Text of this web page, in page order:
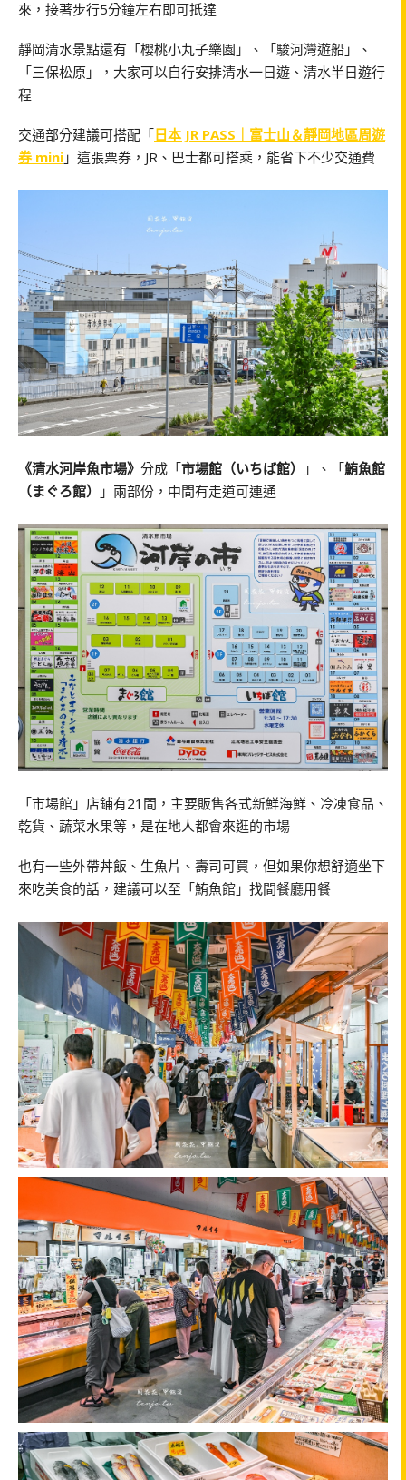
來，接著步行5分鐘左右即可抵達
靜岡清水景點還有「櫻桃小丸子樂園」、「駿河灣遊船」、
「三保松原」，大家可以自行安排清水一日遊、清水半日遊行
程
交通部分建議可搭配「日本 JR PASS｜富士山＆靜岡地區周遊
券 mini 」這張票券，JR、巴士都可搭乘，能省下不少交通費
《清水河岸魚市場》 分成「市場館（いちば館） 」、「鮪魚館
（まぐろ館）
」兩部份，中間有走道可連通
「市場館」店鋪有21間，主要販售各式新鮮海鮮、冷凍食品、
乾貨、蔬菜水果等，是在地人都會來逛的市場
也有一些外帶丼飯、生魚片、壽司可買，但如果你想舒適坐下
來吃美食的話，建議可以至「鮪魚館」找間餐廳用餐